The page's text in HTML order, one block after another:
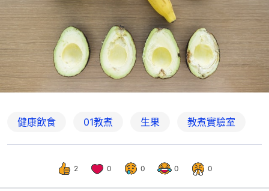
健康飲食 01教煮 生果 教煮實驗室
2 0 0 0 0